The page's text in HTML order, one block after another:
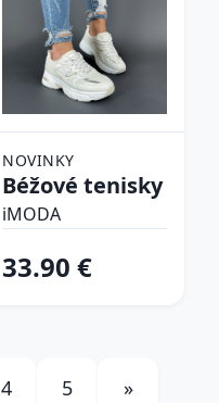
NOVINKY
Béžové tenisky
iMODA
33.90 €
4 5 »